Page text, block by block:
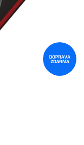
DOPRAVA
ZDARMA